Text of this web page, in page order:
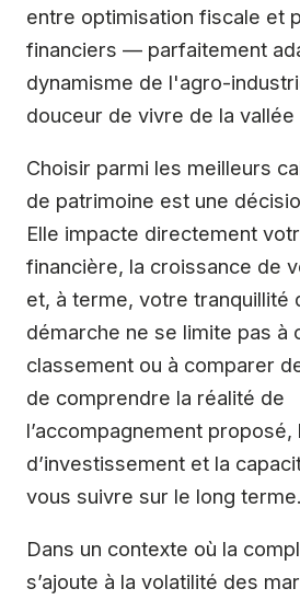
entre optimisation fiscale et
financiers — parfaitement
dynamisme de l'agro-
douceur de vivre de la vallée
Choisir parmi les meilleurs
de patrimoine est une
Elle impacte directement
financière, la croissance de
et, à terme, votre tranquillité
démarche ne se limite pas à
classement ou à comparer
de comprendre la réalité de
l’accompagnement proposé,
d’investissement et la
vous suivre sur le long terme.
Dans un contexte où la
s’ajoute à la volatilité des